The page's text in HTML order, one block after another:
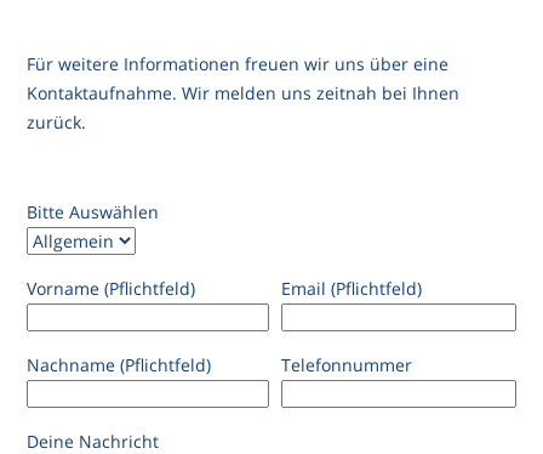
Für weitere Informationen freuen wir uns über eine
Kontaktaufnahme. Wir melden uns zeitnah bei Ihnen
zurück.
Bitte Auswählen
Vorname (Pflichtfeld)
Nachname (Pflichtfeld)
Email (Pflichtfeld)
Telefonnummer
Deine Nachricht